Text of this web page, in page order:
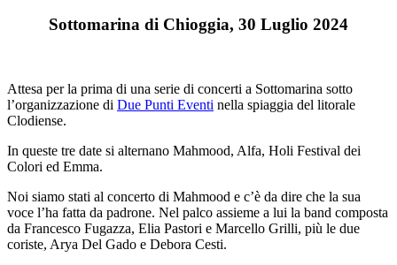
Sottomarina di Chioggia, 30 Luglio 2024
Attesa per la prima di una serie di concerti a Sottomarina sotto
l’organizzazione di Due Punti Eventi nella spiaggia del litorale
Clodiense.
In queste tre date si alternano Mahmood, Alfa, Holi Festival dei
Colori ed Emma.
Noi siamo stati al concerto di Mahmood e c’è da dire che la sua
voce l’ha fatta da padrone. Nel palco assieme a lui la band composta
da Francesco Fugazza, Elia Pastori e Marcello Grilli, più le due
coriste, Arya Del Gado e Debora Cesti.